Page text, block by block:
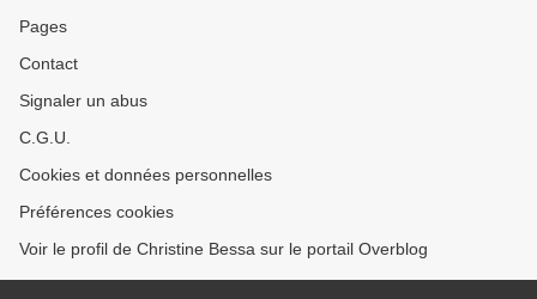
Pages
Contact
Signaler un abus
C.G.U.
Cookies et données personnelles
Préférences cookies
Voir le profil de Christine Bessa sur le portail Overblog